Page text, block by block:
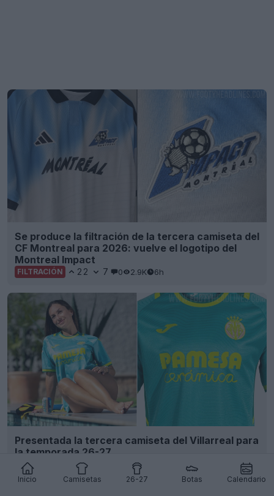
Inicio Camisetas 26-27 Botas Calendario
Se produce la filtración de la tercera camiseta del
CF Montreal para 2026: vuelve el logotipo del
Montreal Impact
FILTRACIÓN 22 7 0 2.9K 6h
Presentada la tercera camiseta del Villarreal para
la temporada 26-27
16 1.1K